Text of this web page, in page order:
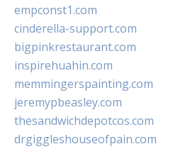
empconst1.com
cinderella-support.com
bigpinkrestaurant.com
inspirehuahin.com
memmingerspainting.com
jeremypbeasley.com
thesandwichdepotcos.com
drgiggleshouseofpain.com